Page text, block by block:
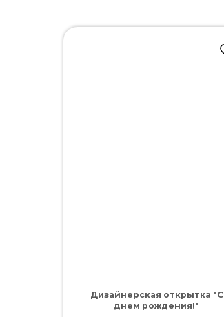
Дизайнерская открытка "С
днем рождения!"